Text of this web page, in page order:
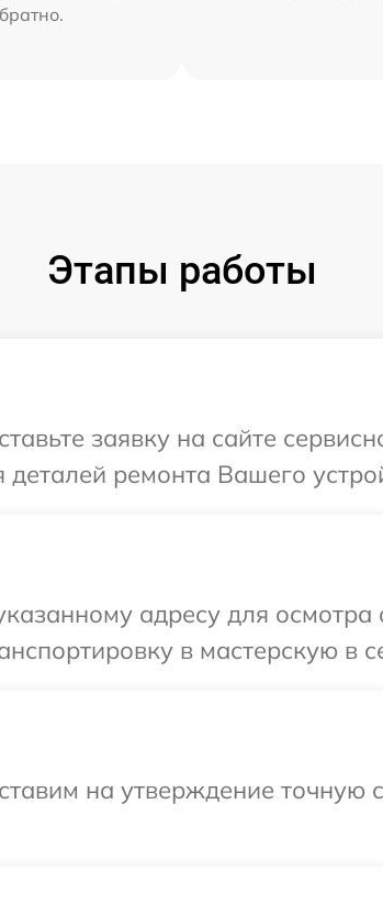
Этапы работы
заявку на сайте
ремонта Вашего
адресу для осмотра
в мастерскую в
на утверждение точную